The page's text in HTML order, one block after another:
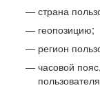
страна
геопозицию;
регион
часовой